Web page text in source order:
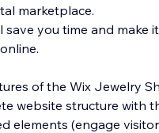
marketplace.
you time and make
of the Wix Jewelry
website structure with
elements (engage